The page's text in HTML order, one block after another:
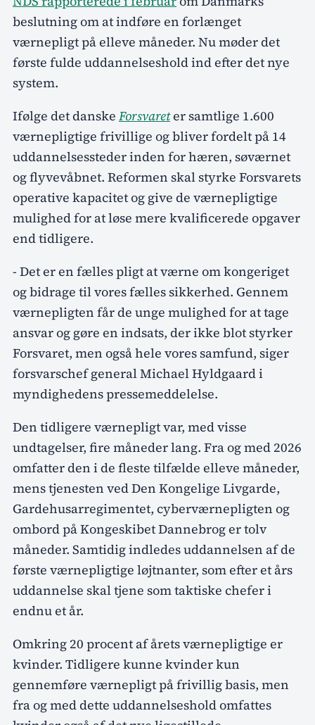
beslutning om at indføre en forlænget
værnepligt på elleve måneder. Nu møder det
første fulde uddannelseshold ind efter det nye
system.
Ifølge det danske Forsvareter samtlige 1.600
værnepligtige frivillige og bliver fordelt på 14
uddannelsessteder inden for hæren, søværnet
og flyvevåbnet. Reformen skal styrke Forsvarets
operative kapacitet og give de værnepligtige
mulighed for at løse mere kvalificerede opgaver
end tidligere.
- Det er en fælles pligt at værne om kongeriget
og bidrage til vores fælles sikkerhed. Gennem
værnepligten får de unge mulighed for at tage
ansvar og gøre en indsats, der ikke blot styrker
Forsvaret, men også hele vores samfund, siger
forsvarschef general Michael Hyldgaard i
myndighedens pressemeddelelse.
Den tidligere værnepligt var, med visse
undtagelser, fire måneder lang. Fra og med 2026
omfatter den i de fleste tilfælde elleve måneder,
mens tjenesten ved Den Kongelige Livgarde,
Gardehusarregimentet, cyberværnepligten og
ombord på Kongeskibet Dannebrog er tolv
måneder. Samtidig indledes uddannelsen af de
første værnepligtige løjtnanter, som efter et års
uddannelse skal tjene som taktiske chefer i
endnu et år.
Omkring 20 procent af årets værnepligtige er
kvinder. Tidligere kunne kvinder kun
gennemføre værnepligt på frivillig basis, men
fra og med dette uddannelseshold omfattes